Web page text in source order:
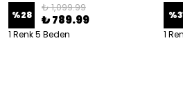
%28
₺ 1,099.99
₺ 789.99
1 Renk 5 Beden
%
1